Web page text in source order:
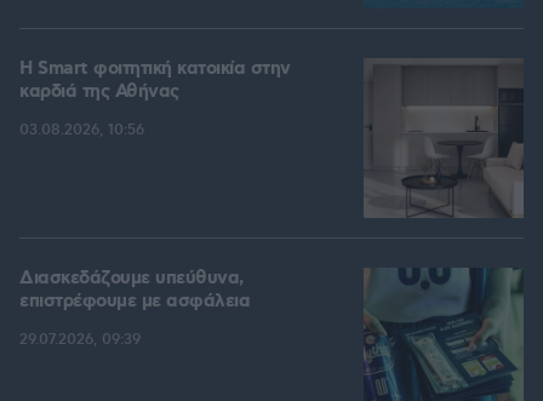
Η Smart φοιτητική κατοικία στην
καρδιά της Αθήνας
03.08.2026, 10:56
Διασκεδάζουμε υπεύθυνα,
επιστρέφουμε με ασφάλεια
29.07.2026, 09:39